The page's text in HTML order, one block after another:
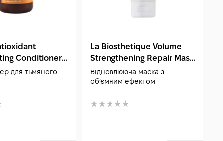
Conditioner
для тьмяного
La Biosthetique Volume
Strengthening Repair Mask
100 мл
Відновлююча маска з
обʼємним ефектом